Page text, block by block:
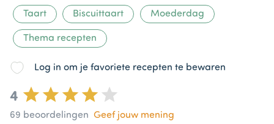
Taart Biscuittaart Moederdag
Thema recepten
Log in om je favoriete recepten te bewaren
4
69 beoordelingen Geef jouw mening